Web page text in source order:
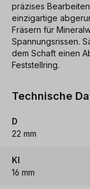
präzises
einzigartige
Fräsern für
Spannungsrissen.
dem Schaft einen
Feststellring.
Technische
D
22 mm
Kl
16 mm